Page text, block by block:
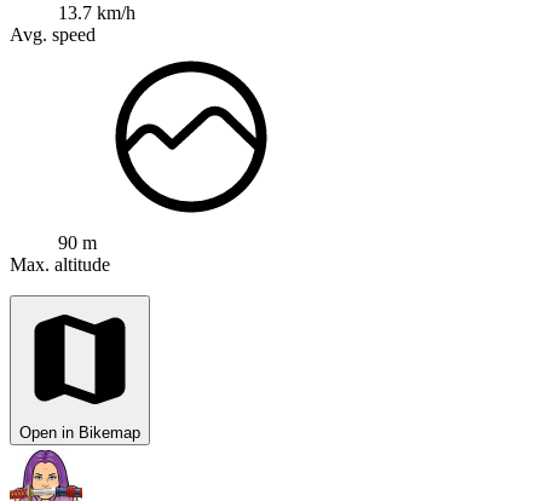
13.7 km/h
Avg. speed
90 m
Max. altitude
Open in Bikemap